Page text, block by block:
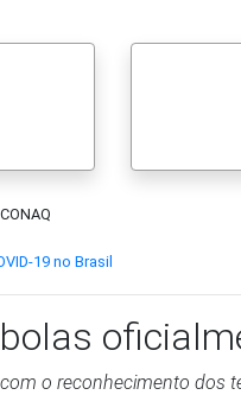
19 no Brasil
o reconhecimento dos